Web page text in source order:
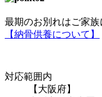
最期のお別れはご家
【納骨供養について】
対応範囲内
【大阪府】